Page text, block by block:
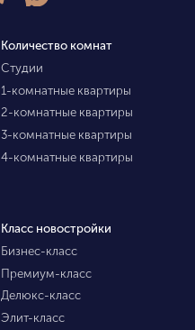
Количество комнат
Студии
1-комнатные квартиры
2-комнатные квартиры
3-комнатные квартиры
4-комнатные квартиры
Класс новостройки
Бизнес-класс
Премиум-класс
Делюкс-класс
Элит-класс